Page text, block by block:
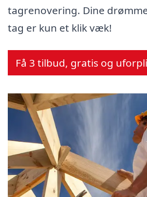
tagrenovering. Dine
tag er kun et klik væk!
Få 3 tilbud, gratis og